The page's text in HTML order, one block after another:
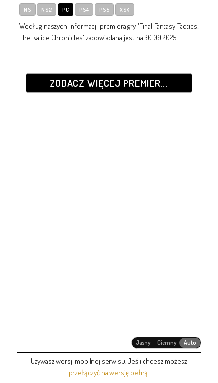
NS NS2 PC PS4 PS5 XSX
Według naszych informacji premiera gry 'Final Fantasy Tactics:
The Ivalice Chronicles' zapowiadana jest na 30.09.2025.
ZOBACZ WIĘCEJ PREMIER...
Jasny Ciemny Auto
Używasz wersji mobilnej serwisu. Jeśli chcesz możesz
przełączyć na wersję pełną